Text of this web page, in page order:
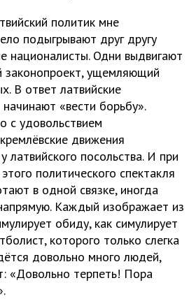
политик мне
подыгрывают друг другу
националисты. Одни выдвигают
законопроект, ущемляющий
В ответ латвийские
«вести борьбу».
с удовольствием
движения
латвийского посольства. И при
политического спектакля
в одной связке, иногда
Каждый изображает из
обиду, как симулирует
которого только слегка
довольно много людей,
«Довольно терпеть! Пора